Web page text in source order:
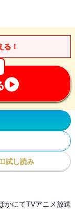
る！
試し読み
かにてTVアニメ放送